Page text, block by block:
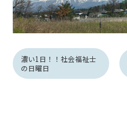
濃い1日！！社会福祉士
の日曜日